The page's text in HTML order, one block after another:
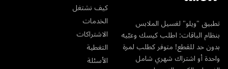
تطبيق "ويلو" لغسيل الملابس
بنظام الباقات: اطلب كيسك وعبّيه
بدون حد للقطع! متوفر كطلب لمرة
واحدة أو اشتراك شهري شامل
كيف نشتغل
الخدمات
الاشتراكات
التغطية
الأسئلة